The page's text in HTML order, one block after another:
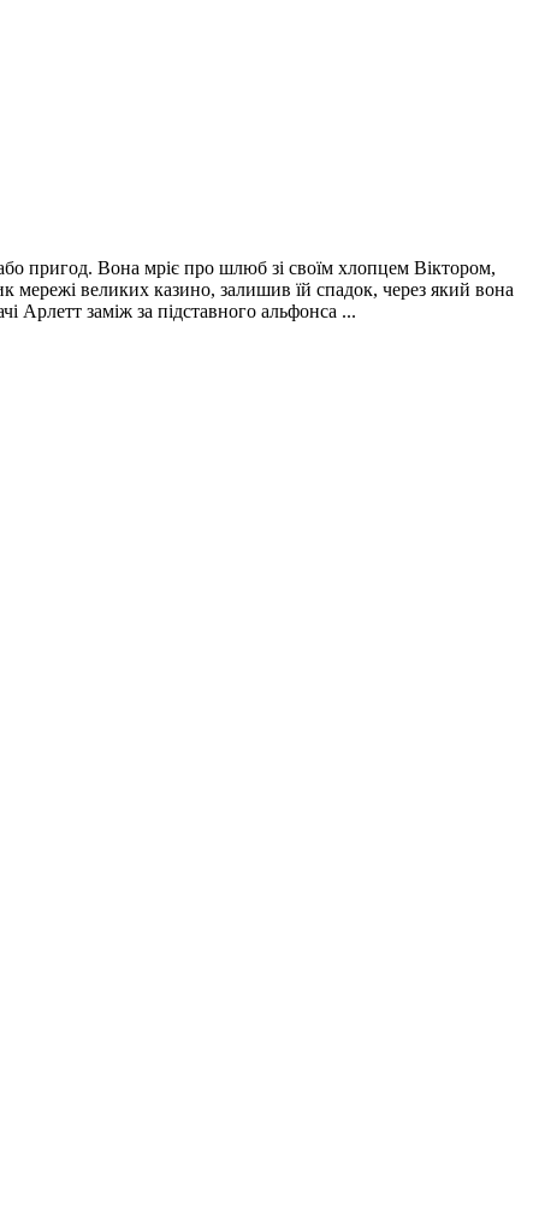
пригод. Вона мріє про шлюб зі своїм хлопцем Віктором,
мережі великих казино, залишив їй спадок, через який вона
Арлетт заміж за підставного альфонса ...